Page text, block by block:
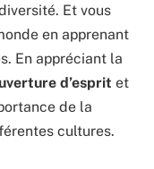
Et vous
en apprenant
En appréciant la
d’esprit et
de la
cultures.